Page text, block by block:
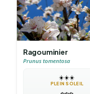
Ragouminier
Prunus tomentosa
☀️☀️☀️
PLEIN SOLEIL